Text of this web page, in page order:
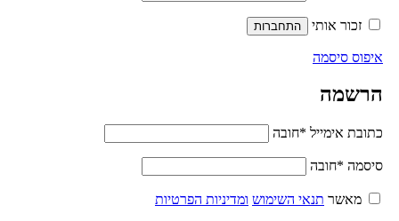
זכור אותי התחברות
איפוס סיסמה
הרשמה
כתובת אימייל *חובה
סיסמה *חובה
מאשר תנאי השימוש ומדיניות הפרטיות